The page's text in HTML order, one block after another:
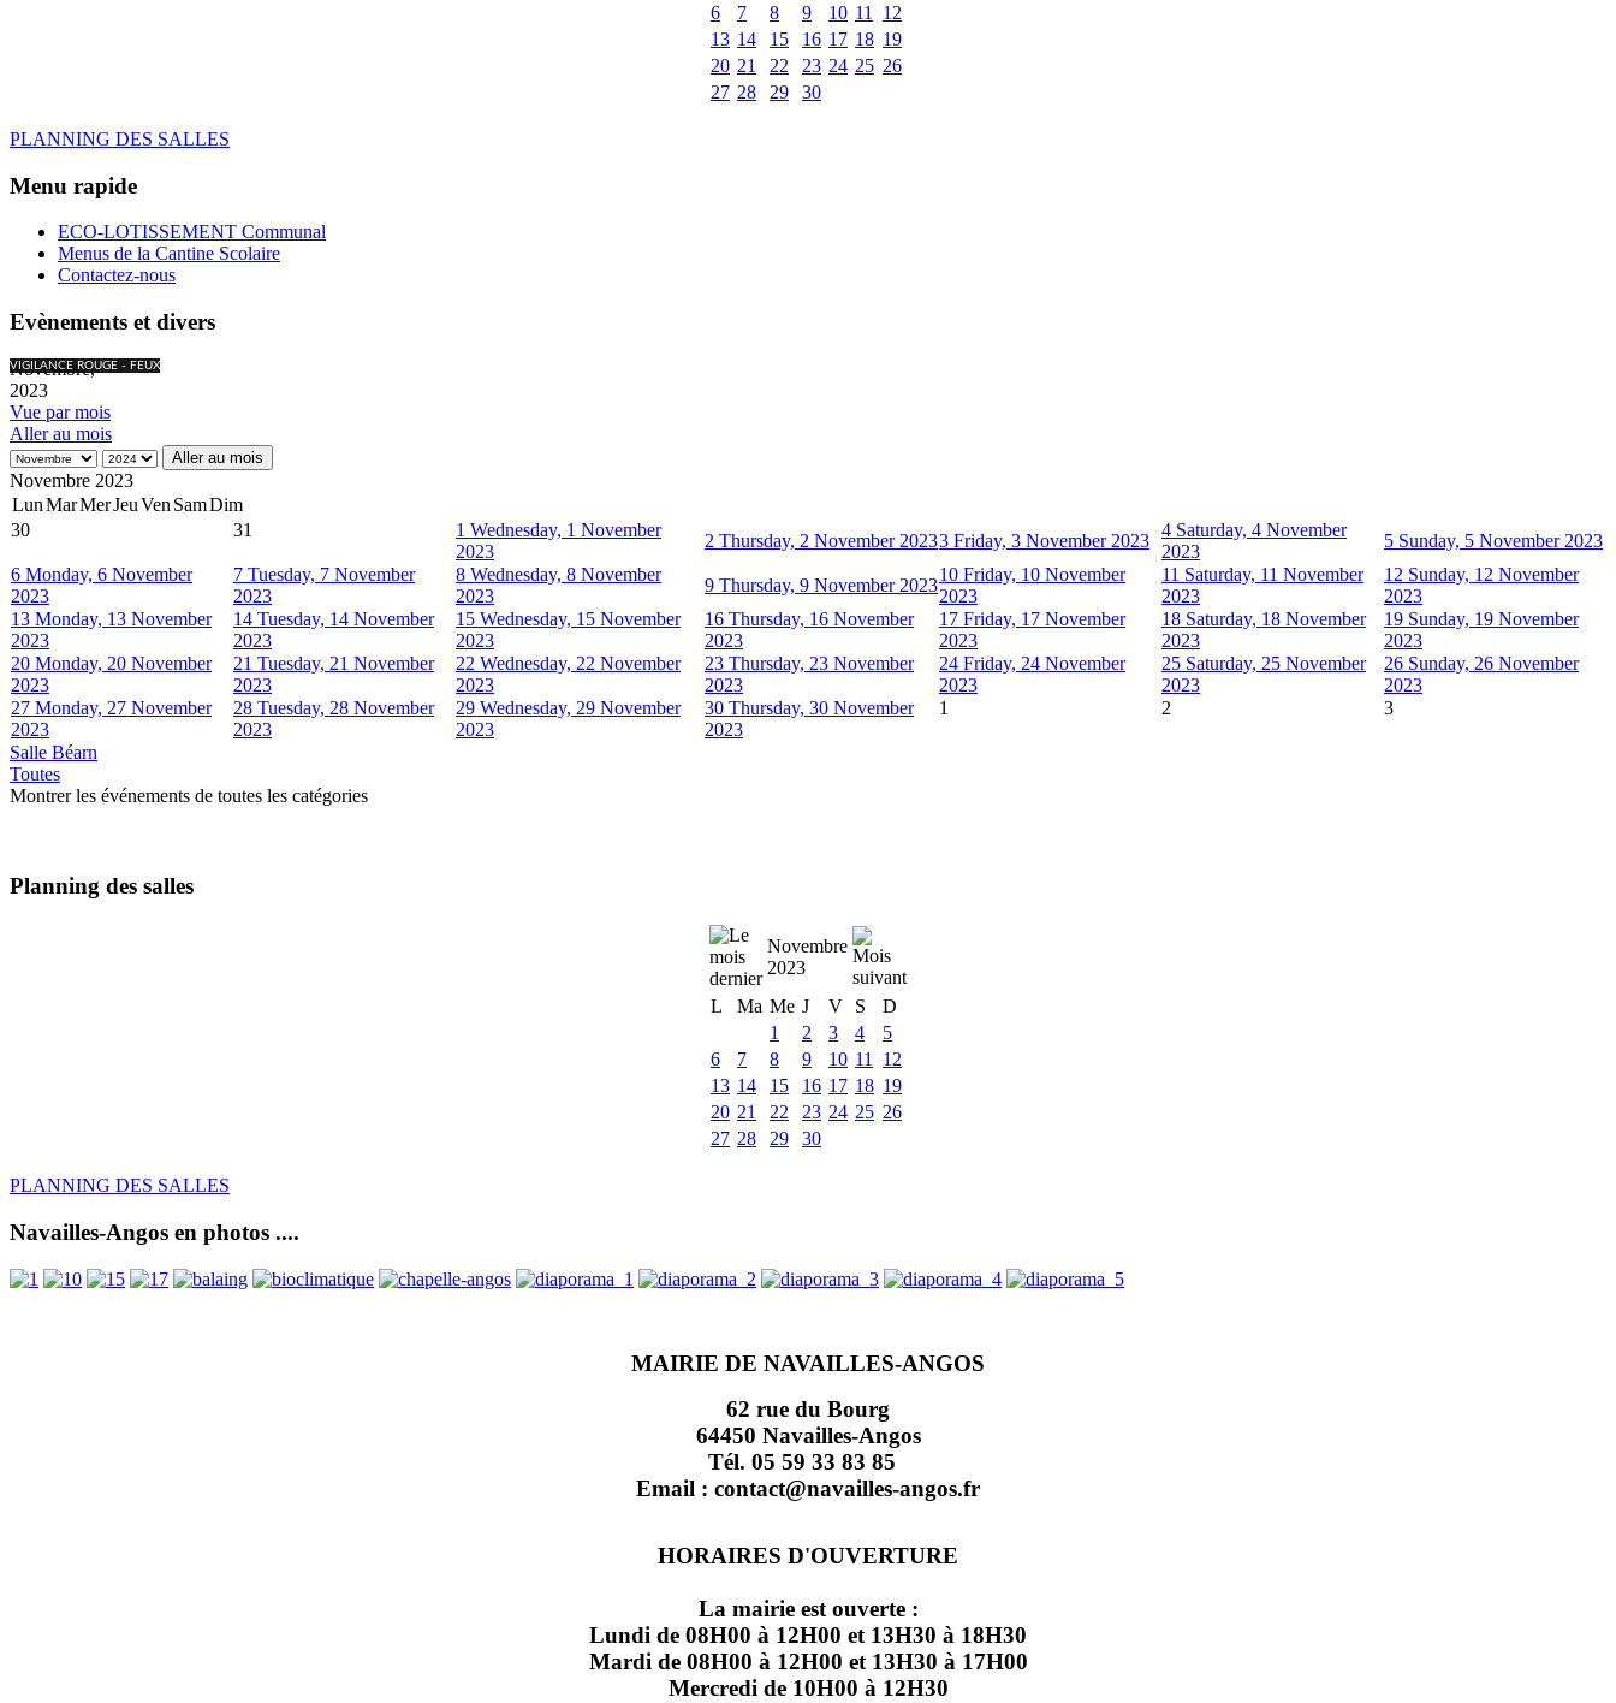
6
7 8 9 10 11
12
13 14 15 16 17 18 19
20 21 22 23 24 25 26
27 28 29 30
PLANNING DES SALLES
Menu rapide
ECO-LOTISSEMENT Communal
Menus de la Cantine Scolaire
Contactez-nous
Evènements et divers
VIGILANCE ROUGE - FEUX
Novembre,
2023
Vue par mois
Aller au mois
Aller au mois
Novembre 2023
LunMarMerJeuVen SamDim
30
31 1 Wednesday, 1 November
2023
2 Thursday, 2 November 20233 Friday, 3 November 2023
4 Saturday, 4 November
2023
5 Sunday, 5 November 2023
6 Monday, 6 November
2023
7 Tuesday, 7 November
2023
8 Wednesday, 8 November
2023
9 Thursday, 9 November 2023
10 Friday, 10 November
2023
11 Saturday, 11 November
2023
12 Sunday, 12 November
2023
13 Monday, 13 November
2023
14 Tuesday, 14 November
2023
15 Wednesday, 15 November
2023
16 Thursday, 16 November
2023
17 Friday, 17 November
2023
18 Saturday, 18 November
2023
19 Sunday, 19 November
2023
20 Monday, 20 November
2023
21 Tuesday, 21 November
2023
22 Wednesday, 22 November
2023
23 Thursday, 23 November
2023
24 Friday, 24 November
2023
25 Saturday, 25 November
2023
26 Sunday, 26 November
2023
27 Monday, 27 November
2023
28 Tuesday, 28 November
2023
29 Wednesday, 29 November
2023
30 Thursday, 30 November
2023
1 2 3
Salle Béarn
Toutes
Montrer les événements de toutes les catégories
Planning des salles
Novembre
2023
L
Ma Me J V S
D
1
2 3 4
5
6
7 8 9 10 11
12
13 14 15 16 17 18 19
20 21 22 23 24 25 26
27 28 29 30
PLANNING DES SALLES
Navailles-Angos en photos ....
MAIRIE DE NAVAILLES-ANGOS
62 rue du Bourg
64450 Navailles-Angos
Tél. 05 59 33 83 85
Email : contact@navailles-angos.fr
HORAIRES D'OUVERTURE
La mairie est ouverte :
Lundi de 08H00 à 12H00 et 13H30 à 18H30
Mardi de 08H00 à 12H00 et 13H30 à 17H00
Mercredi de 10H00 à 12H30